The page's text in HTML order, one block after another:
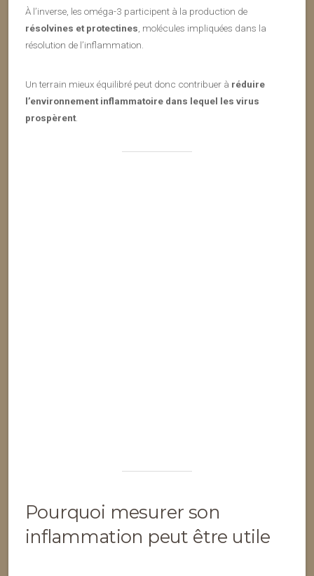
À l’inverse, les oméga-3 participent à la production de
résolvines et protectines , molécules impliquées dans la
résolution de l’inflammation.
Un terrain mieux équilibré peut donc contribuer à réduire
l’environnement inflammatoire dans lequel les virus
prospèrent
Pourquoi mesurer son
inflammation peut être utile